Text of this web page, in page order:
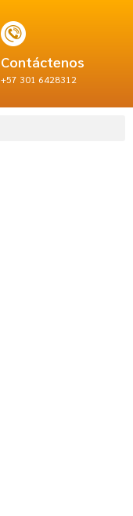
Contáctenos
+57 301 6428312